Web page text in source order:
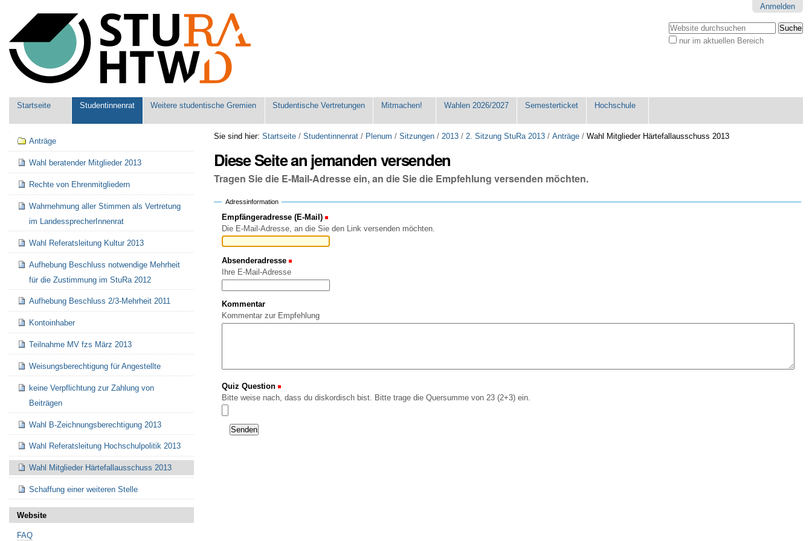
Werkzeuge
Anmelden
Website durchsuchen
nur im aktuellen Bereich
Sektionen
Startseite Studentinnenrat Weitere studentische Gremien Studentische Vertretungen Mitmachen! Wahlen 2026/2027 Semesterticket Hochschule
Sie sind hier: Startseite /Studentinnenrat / Plenum /Sitzungen /2013 /2. Sitzung StuRa 2013 /Anträge /Wahl Mitglieder Härtefallausschuss 2013
Diese Seite an jemanden versenden
Tragen Sie die E-Mail-Adresse ein, an die Sie die Empfehlung versenden möchten.
Adressinformation
Empfängeradresse (E-Mail)
Die E-Mail-Adresse, an die Sie den Link versenden möchten.
Absenderadresse
Ihre E-Mail-Adresse
Kommentar
Kommentar zur Empfehlung
Quiz Question
Bitte weise nach, dass du diskordisch bist. Bitte trage die Quersumme von 23 (2+3) ein.
Navigation
Anträge
Wahl beratender Mitglieder 2013
Rechte von Ehrenmitgliedern
Wahrnehmung aller Stimmen als Vertretung
im LandessprecherInnenrat
Wahl Referatsleitung Kultur 2013
Aufhebung Beschluss notwendige Mehrheit
für die Zustimmung im StuRa 2012
Aufhebung Beschluss 2/3-Mehrheit 2011
Kontoinhaber
Teilnahme MV fzs März 2013
Weisungsberechtigung für Angestellte
keine Verpflichtung zur Zahlung von
Beiträgen
Wahl B-Zeichnungsberechtigung 2013
Wahl Referatsleitung Hochschulpolitik 2013
Wahl Mitglieder Härtefallausschuss 2013
Schaffung einer weiteren Stelle
Website
FAQ